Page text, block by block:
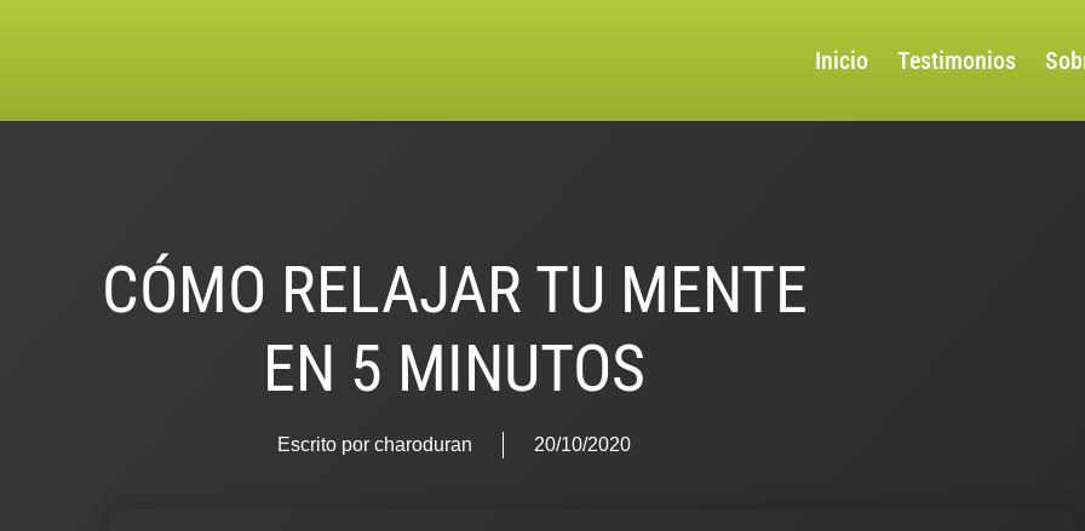
Inicio Testimonios
CÓMO RELAJAR TU MENTE
EN 5 MINUTOS
Escrito por charoduran 20/10/2020